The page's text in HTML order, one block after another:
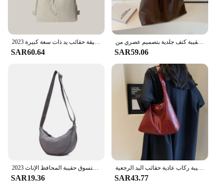
SAR60.64 SAR59.06
SAR19.36 SAR43.77